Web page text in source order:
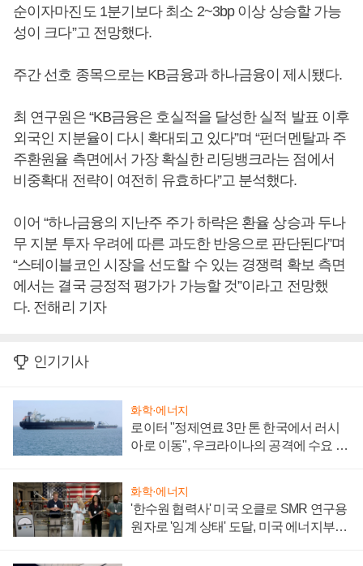
순이자마진도 1분기보다 최소 2~3bp 이상 상승할 가능
성이 크다”고 전망했다.
주간 선호 종목으로는 KB금융과 하나금융이 제시됐다.
최 연구원은 “KB금융은 호실적을 달성한 실적 발표 이후
외국인 지분율이 다시 확대되고 있다”며 “펀더멘탈과 주
주환원율 측면에서 가장 확실한 리딩뱅크라는 점에서
비중확대 전략이 여전히 유효하다”고 분석했다.
이어 “하나금융의 지난주 주가 하락은 환율 상승과 두나
무 지분 투자 우려에 따른 과도한 반응으로 판단된다”며
“스테이블코인 시장을 선도할 수 있는 경쟁력 확보 측면
에서는 결국 긍정적 평가가 가능할 것”이라고 전망했
다. 전해리 기자
인기기사
화학·에너지
로이터 "정제연료 3만 톤 한국에서 러시
아로 이동", 우크라이나의 공격에 수요 늘
화학·에너지
'한수원 협력사' 미국 오클로 SMR 연구용
원자로 '임계 상태' 도달, 미국 에너지부